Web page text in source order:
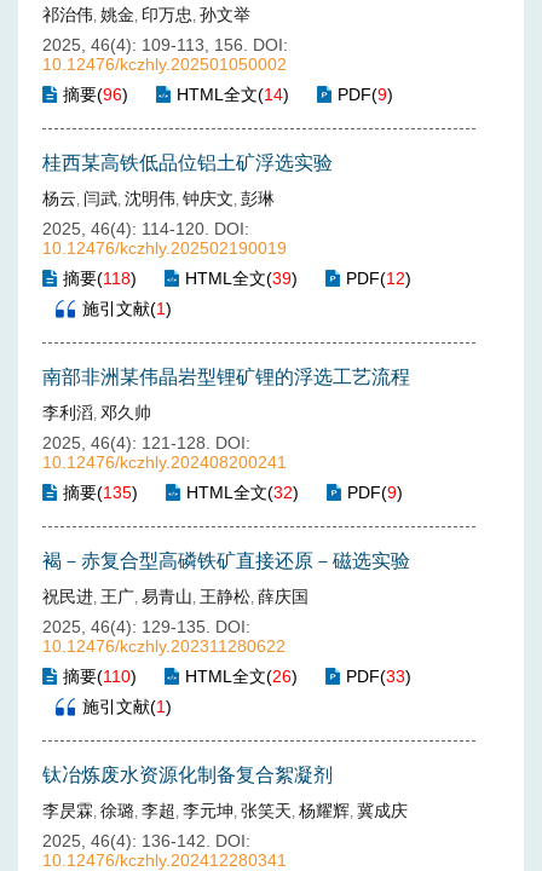
祁治伟, 姚金, 印万忠, 孙文举
2025, 46(4): 109-113, 156.
DOI:
10.12476/kczhly.202501050002
摘要(96) HTML全文(14) PDF(9)
桂西某高铁低品位铝土矿浮选实验
杨云, 闫武, 沈明伟, 钟庆文, 彭琳
2025, 46(4): 114-120. DOI:
10.12476/kczhly.202502190019
摘要(118) HTML全文(39) PDF(12)
施引文献(1)
南部非洲某伟晶岩型锂矿锂的浮选工艺流程
李利滔, 邓久帅
2025, 46(4): 121-128.
DOI:
10.12476/kczhly.202408200241
摘要(135) HTML全文(32) PDF(9)
褐－赤复合型高磷铁矿直接还原－磁选实验
祝民进, 王广, 易青山, 王静松, 薛庆国
2025, 46(4): 129-135.
DOI:
10.12476/kczhly.202311280622
摘要(110) HTML全文(26) PDF(33)
施引文献(1)
钛冶炼废水资源化制备复合絮凝剂
李昃霖, 徐璐, 李超 , 李元坤, 张笑天, 杨耀辉, 冀成庆
2025, 46(4): 136-142.
DOI:
10.12476/kczhly.202412280341